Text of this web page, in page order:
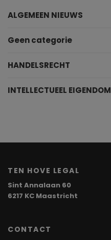
ALGEMEEN NIEUWS
Geen categorie
HANDELSRECHT
INTELLECTUEEL EIGENDOM
TEN HOVE LEGAL
Sint Annalaan 60
6217 KC Maastricht
CONTACT